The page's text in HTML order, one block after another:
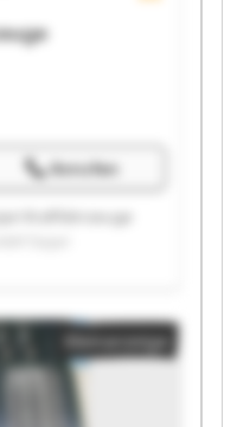
Anrufen
Kraftfahrzeuge
GmbH
Sejari
GmbH
Kraftfahrzeuge
Sejari
GmbH
Kleinanzeige